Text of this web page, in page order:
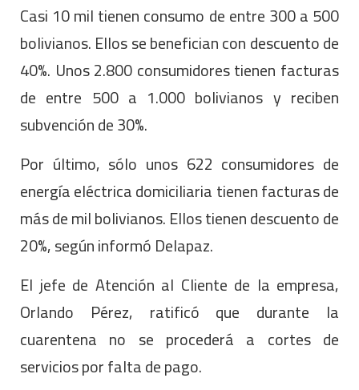
Casi 10 mil tienen consumo de entre 300 a 500
bolivianos. Ellos se benefician con descuento de
40%. Unos 2.800 consumidores tienen facturas
de entre 500 a 1.000 bolivianos y reciben
subvención de 30%.
Por último, sólo unos 622 consumidores de
energía eléctrica domiciliaria tienen facturas de
más de mil bolivianos. Ellos tienen descuento de
20%, según informó Delapaz.
El jefe de Atención al Cliente de la empresa,
Orlando Pérez, ratificó que durante la
cuarentena no se procederá a cortes de
servicios por falta de pago.